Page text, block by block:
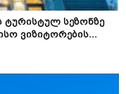
ტურისტულ სეზონზე
ვიზიტორების...